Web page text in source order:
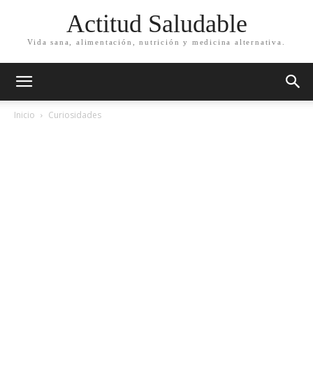
Actitud Saludable
Vida sana, alimentación, nutrición y medicina alternativa.
Inicio Curiosidades